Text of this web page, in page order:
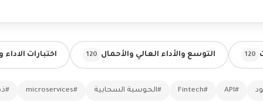
120 التوسع والأداء العالي والأحمال 120 اختبارات الاداء
#API
#Fintech #الحوسبة السحابية #microservices